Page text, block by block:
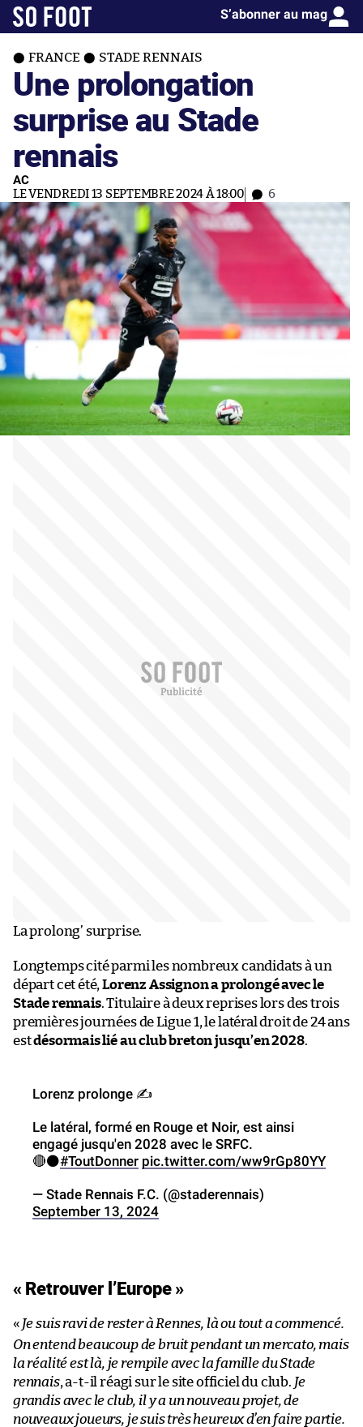
S’abonner au mag
FRANCE STADE RENNAIS
Une prolongation
surprise au Stade
rennais
AC
LE VENDREDI 13 SEPTEMBRE 2024 À 18:00 6
La prolong’ surprise.
Longtemps cité parmi les nombreux candidats à un
départ cet été,Lorenz Assignon a prolongé avec le
Stade rennais. Titulaire à deux reprises lors des trois
premières journées de Ligue 1, le latéral droit de 24 ans
estdésormais lié au club breton jusqu’en 2028.
Lorenz prolonge ✍️
Le latéral, formé en Rouge et Noir, est ainsi
engagé jusqu'en 2028 avec le SRFC.
🔴⚫️#ToutDonner pic.twitter.com/ww9rGp80YY
— Stade Rennais F.C. (@staderennais)
September 13, 2024
« Retrouver l’Europe »
« Je suis ravi de rester à Rennes, là ou tout a commencé.
On entend beaucoup de bruit pendant un mercato, mais
la réalité est là, je rempile avec la famille du Stade
rennais, a-t-il réagi sur le site officiel du club. Je
grandis avec le club, il y a un nouveau projet, de
nouveaux joueurs, je suis très heureux d’en faire partie.